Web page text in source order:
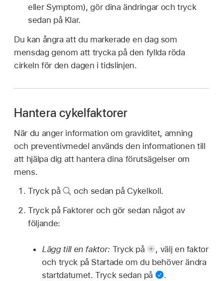
eller Symptom), gör dina ändringar och tryck
sedan på Klar.
Du kan ångra att du markerade en dag som
mensdag genom att trycka på den fyllda röda
cirkeln för den dagen i tidslinjen.
Hantera cykelfaktorer
När du anger information om graviditet, amning
och preventivmedel används den informationen till
att hjälpa dig att hantera dina förutsägelser om
mens.
Tryck på
och sedan på Cykelkoll.
Tryck på Faktorer och gör sedan något av
följande:
Lägg till en faktor: Tryck på , välj en faktor
och tryck på Startade om du behöver ändra
startdatumet. Tryck sedan på
.